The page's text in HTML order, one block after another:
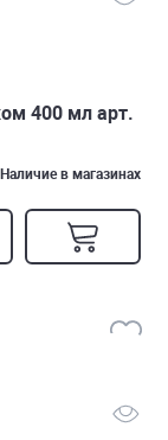
400 мл арт.
Наличие в магазинах